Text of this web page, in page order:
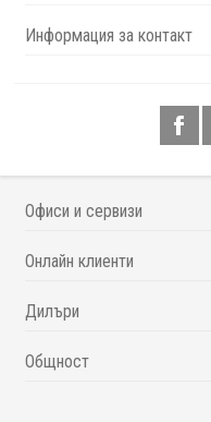
Информация за контакт
Офиси и сервизи
Онлайн клиенти
Дилъри
Общност